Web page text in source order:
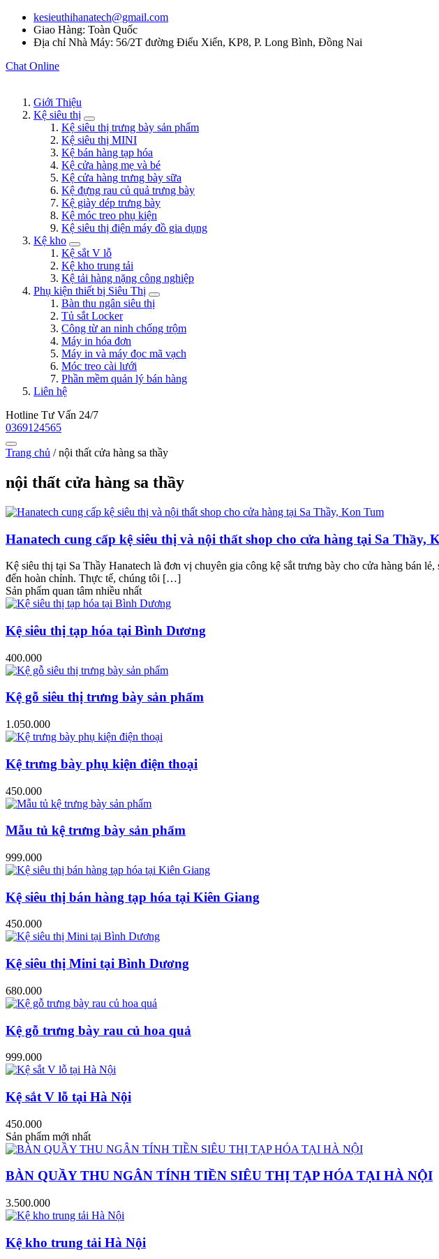
kesieuthihanatech@gmail.com
Giao Hàng: Toàn Quốc
Địa chỉ Nhà Máy: 56/2T đường Điểu Xiển, KP8, P. Long Bình, Đồng Nai
Chat Online
Giới Thiệu
Kệ siêu thị
Kệ siêu thị trưng bày sản phẩm
Kệ siêu thị MINI
Kệ bán hàng tạp hóa
Kệ cửa hàng mẹ và bé
Kệ cửa hàng trưng bày sữa
Kệ đựng rau củ quả trưng bày
Kệ giày dép trưng bày
Kệ móc treo phụ kiện
Kệ siêu thị điện máy đồ gia dụng
Kệ kho
Kệ sắt V lỗ
Kệ kho trung tải
Kệ tải hàng nặng công nghiệp
Phụ kiện thiết bị Siêu Thị
Bàn thu ngân siêu thị
Tủ sắt Locker
Công từ an ninh chống trộm
Máy in hóa đơn
Máy in và máy đọc mã vạch
Móc treo cài lưới
Phần mềm quản lý bán hàng
Liên hệ
Hotline Tư Vấn 24/7
0369124565
Trang chủ /nội thất cửa hàng sa thầy
nội thất cửa hàng sa thầy
Hanatech cung cấp kệ siêu thị và nội thất shop cho cửa hàng tại Sa Thầy,
Kệ siêu thị tại Sa Thầy Hanatech là đơn vị chuyên gia công kệ sắt trưng bày cho cửa hàng bán
đến hoàn chỉnh. Thực tế, chúng tôi […]
Sản phẩm quan tâm nhiều nhất
Kệ siêu thị tạp hóa tại Bình Dương
400.000
Kệ gỗ siêu thị trưng bày sản phẩm
1.050.000
Kệ trưng bày phụ kiện điện thoại
450.000
Mẫu tủ kệ trưng bày sản phẩm
999.000
Kệ siêu thị bán hàng tạp hóa tại Kiên Giang
450.000
Kệ siêu thị Mini tại Bình Dương
680.000
Kệ gỗ trưng bày rau củ hoa quả
999.000
Kệ sắt V lỗ tại Hà Nội
450.000
Sản phẩm mới nhất
BÀN QUẦY THU NGÂN TÍNH TIỀN SIÊU THỊ TẠP HÓA TẠI HÀ NỘI
3.500.000
Kệ kho trung tải Hà Nội